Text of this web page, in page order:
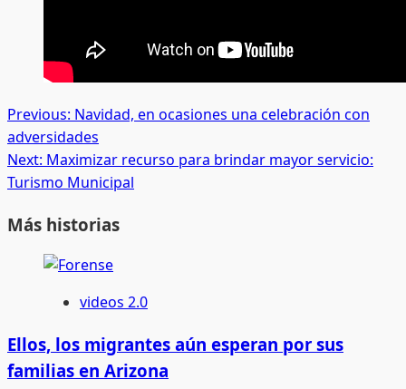
Post
navigation
Previous: Navidad, en ocasiones una celebración con
adversidades
Next: Maximizar recurso para brindar mayor servicio:
Turismo Municipal
Más historias
videos 2.0
Ellos, los migrantes aún esperan por sus
familias en Arizona